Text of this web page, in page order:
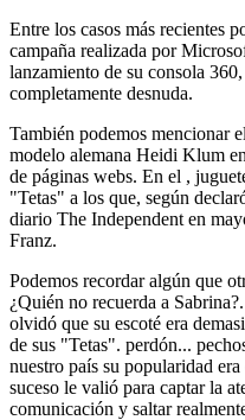
Entre los casos más recientes
campaña realizada por
lanzamiento de su consola
completamente desnuda.
También podemos mencionar
modelo alemana Heidi Klum
de páginas webs. En el ,
"Tetas" a los que, según
diario The Independent en
Franz.
Podemos recordar algún que
¿Quién no recuerda a
olvidó que su escoté era
de sus "Tetas". perdón...
nuestro país su popularidad
suceso le valió para captar la
comunicación y saltar